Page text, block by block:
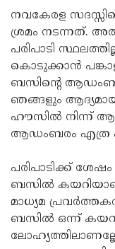
നവകേരള
ശ്രമം നടന്നത്.
പരിപാടി
കൊടുക്കാൻ
ബസിന്റെ
ഞങ്ങളും
ഹൗസിൽ നിന്ന്
ആഡംബരം എത്ര
പരിപാടിക്ക്
ബസിൽ
മാധ്യമ
ബസിൽ ഒന്ന്